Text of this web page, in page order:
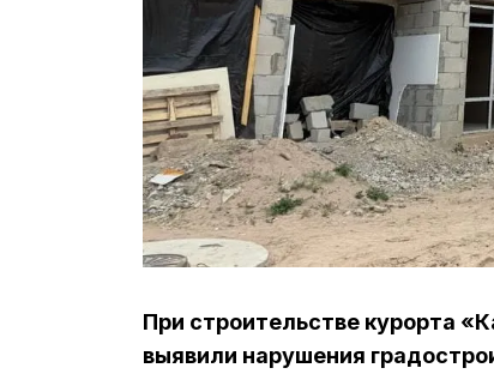
При строительстве курорта
выявили нарушения